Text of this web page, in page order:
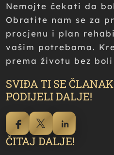
Nemojte čekati da
Obratite nam se za
procjenu i plan
vašim potrebama.
prema životu bez
SVIĐA TI SE
PODIJELI DALJE!
ČITAJ DALJE!